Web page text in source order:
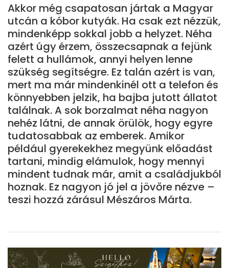
Akkor még csapatosan jártak a Magyar
utcán a kóbor kutyák. Ha csak ezt nézzük,
mindenképp sokkal jobb a helyzet. Néha
azért úgy érzem, összecsapnak a fejünk
felett a hullámok, annyi helyen lenne
szükség segítségre. Ez talán azért is van,
mert ma már mindenkinél ott a telefon és
könnyebben jelzik, ha bajba jutott állatot
találnak. A sok borzalmat néha nagyon
nehéz látni, de annak örülök, hogy egyre
tudatosabbak az emberek. Amikor
például gyerekekhez megyünk előadást
tartani, mindig elámulok, hogy mennyi
mindent tudnak már, amit a családjukból
hoznak. Ez nagyon jó jel a jövőre nézve –
teszi hozzá zárásul Mészáros Márta.